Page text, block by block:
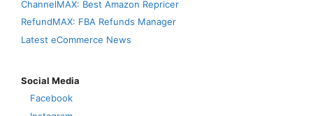
ChannelMAX: Best Amazon Repricer
RefundMAX: FBA Refunds Manager
Latest eCommerce News
Social Media
Facebook